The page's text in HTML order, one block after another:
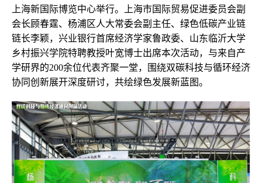
上海新国际博览中心举行。上海市国际贸易促进委员会副
会长顾春霆、杨浦区人大常委会副主任、绿色低碳产业链
链长李颖，兴业银行首席经济学家鲁政委、山东临沂大学
乡村振兴学院特聘教授叶宽博士出席本次活动，与来自产
学研界的200余位代表齐聚一堂，围绕双碳科技与循环经济
协同创新展开深度研讨，共绘绿色发展新蓝图。